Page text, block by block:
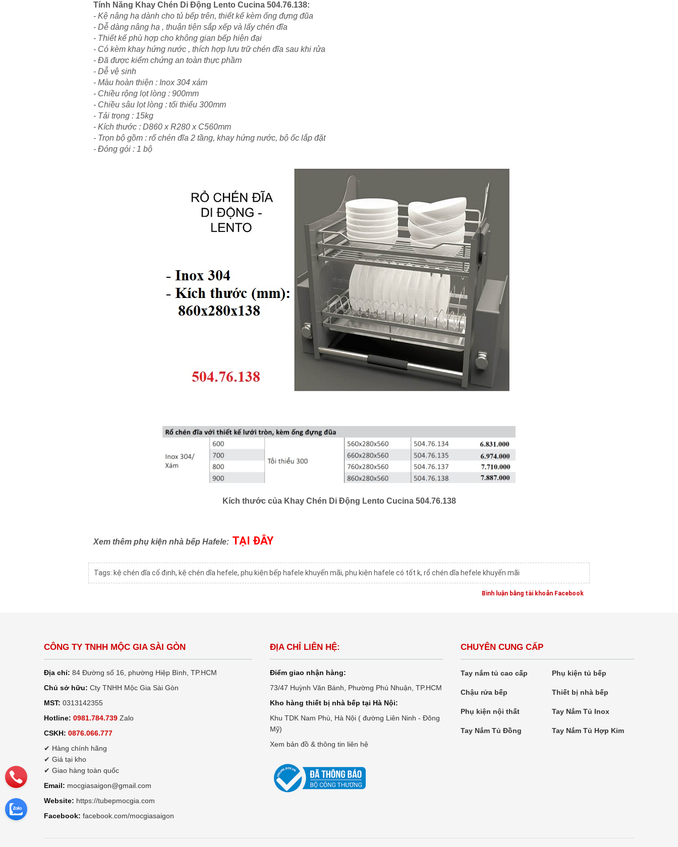
Tính Năng Khay Chén Di Động Lento Cucina 504.76.138:
- Kệ nâng hạ dành cho tủ bếp trên, thiết kế kèm ống đựng đũa
- Dễ dàng nâng hạ , thuận tiện sắp xếp và lấy chén đĩa
- Thiết kế phù hợp cho không gian bếp hiện đại
- Có kèm khay hứng nước , thích hợp lưu trữ chén đĩa sau khi rửa
- Đã được kiểm chứng an toàn thực phầm
- Dễ vệ sinh
- Màu hoàn thiện : Inox 304 xám
- Chiều rộng lọt lòng : 900mm
- Chiều sâu lọt lòng : tối thiểu 300mm
- Tải trọng : 15kg
- Kích thước : D860 x R280 x C560mm
- Trọn bộ gồm : rổ chén đĩa 2 tầng, khay hứng nước, bộ ốc lắp đặt
- Đóng gói : 1 bộ
Kích thước của Khay Chén Di Động Lento Cucina 504.76.138
Xem thêm phụ kiện nhà bếp Hafele: TẠI ĐÂY
Tags: kệ chén dĩa cố định, kệ chén dĩa hefele, phụ kiện bếp hafele khuyến mãi, phụ kiện hafele có tốt k, rổ chén dĩa hefele khuyến mãi
Bình luận bằng tài khoản Facebook
CÔNG TY TNHH MỘC GIA SÀI GÒN
Địa chỉ: 84 Đường số 16, phường Hiệp Bình, TP.HCM
Chủ sở hữu: Cty TNHH Mộc Gia Sài Gòn
MST: 0313142355
Hotline: 0981.784.739 Zalo
CSKH: 0876.066.777
✔ Hàng chính hãng
✔ Giá tại kho
✔ Giao hàng toàn quốc
Email: mocgiasaigon@gmail.com
Website: https://tubepmocgia.com
Facebook: facebook.com/mocgiasaigon
ĐỊA CHỈ LIÊN HỆ:
Điểm giao nhận hàng:
73/47 Huỳnh Văn Bánh, Phường Phú Nhuận, TP.HCM
Kho hàng thiết bị nhà bếp tại Hà Nội:
Khu TDK Nam Phù, Hà Nội ( đường Liên Ninh - Đông
Mỹ)
Xem bản đồ & thông tin liên hệ
CHUYÊN CUNG CẤP
Tay nắm tủ cao cấp Phụ kiện tủ bếp
Chậu rửa bếp Thiết bị nhà bếp
Phụ kiện nội thất Tay Nắm Tủ Inox
Tay Nắm Tủ Đồng Tay Nắm Tủ Hợp Kim